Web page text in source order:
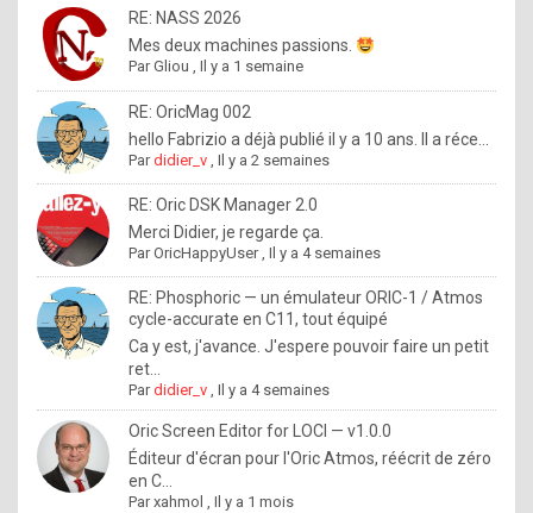
b
y
o
l
e
x
.
I
f
y
o
u
w
RE: NASS 2026
Mes deux machines passions.
ParGliou ,Il y a 1 semaine
RE: OricMag 002
hello Fabrizio a déjà publié il y a 10 ans. Il a réce...
Pardidier_v ,Il y a 2 semaines
RE: Oric DSK Manager 2.0
Merci Didier, je regarde ça.
ParOricHappyUser,Il y a 4 semaines
RE: Phosphoric — un émulateur ORIC-1 / Atmos
cycle-accurate en C11, tout équipé
Ca y est, j'avance. J'espere pouvoir faire un petit
ret...
Pardidier_v ,Il y a 4 semaines
Oric Screen Editor for LOCI — v1.0.0
Éditeur d'écran pour l'Oric Atmos, réécrit de zéro
en C...
Parxahmol ,Il y a 1 mois